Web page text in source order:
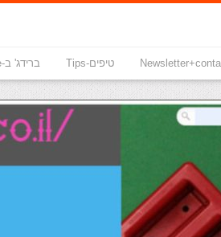
טיפים-Tips ברידג' ב-youtube